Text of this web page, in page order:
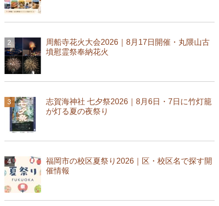
周船寺花火大会2026｜8月17日開催・丸隈山古
墳慰霊祭奉納花火
志賀海神社 七夕祭2026｜8月6日・7日に竹灯籠
が灯る夏の夜祭り
福岡市の校区夏祭り2026｜区・校区名で探す開
催情報